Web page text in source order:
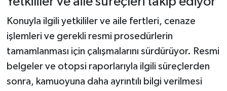
Konuyla ilgili yetkililer ve aile fertleri, cenaze
işlemleri ve gerekli resmi prosedürlerin
tamamlanması için çalışmalarını sürdürüyor. Resmi
belgeler ve otopsi raporlarıyla ilgili süreçlerden
sonra, kamuoyuna daha ayrıntılı bilgi verilmesi